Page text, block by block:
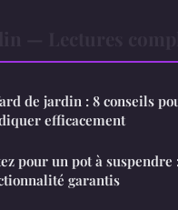
de jardin : 8 conseils
efficacement
pour un pot à suspendre
garantis